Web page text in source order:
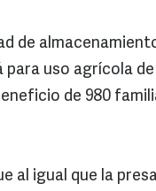
de
uso agrícola
de 980
al igual que la